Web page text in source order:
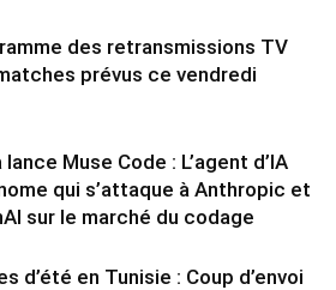
des retransmissions TV
prévus ce vendredi
Muse Code : L’agent d’IA
qui s’attaque à Anthropic et
sur le marché du codage
d’été en Tunisie : Coup d’envoi